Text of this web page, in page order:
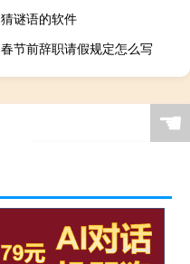
猜谜语的软件
春节前辞职请假规定怎么写
☚